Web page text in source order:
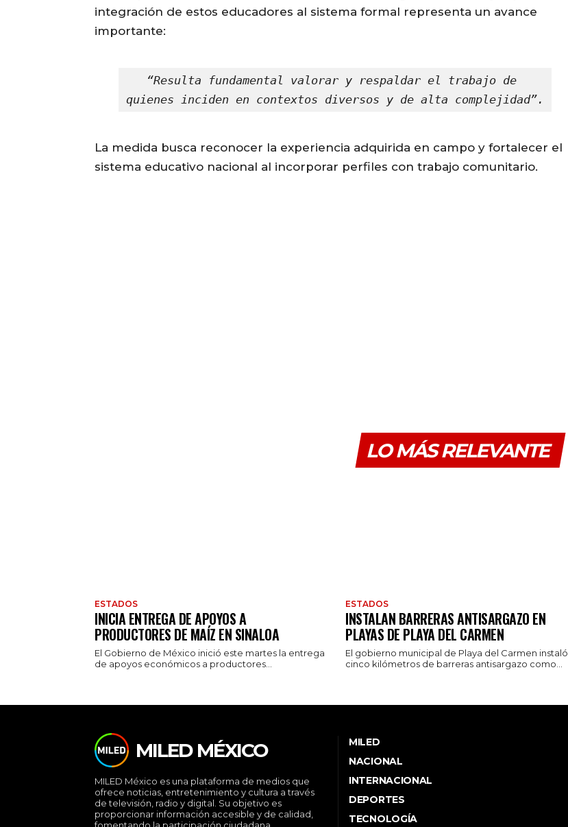
integración de estos educadores al sistema formal representa un avance
importante:
“Resulta fundamental valorar y respaldar el trabajo de
quienes inciden en contextos diversos y de alta complejidad”.
La medida busca reconocer la experiencia adquirida en campo y fortalecer el
sistema educativo nacional al incorporar perfiles con trabajo comunitario.
LO MÁS RELEVANTE
ESTADOS
INICIA ENTREGA DE APOYOS A
PRODUCTORES DE MAÍZ EN SINALOA
El Gobierno de México inició este martes la entrega
de apoyos económicos a productores...
ESTADOS
INSTALAN BARRERAS ANTISARGAZO EN
PLAYAS DE PLAYA DEL CARMEN
El gobierno municipal de Playa del Carmen instaló
cinco kilómetros de barreras antisargazo como...
MILED MÉXICO
MILED México es una plataforma de medios que
ofrece noticias, entretenimiento y cultura a través
de televisión, radio y digital. Su objetivo es
proporcionar información accesible y de calidad,
MILED
NACIONAL
INTERNACIONAL
DEPORTES
TECNOLOGÍA